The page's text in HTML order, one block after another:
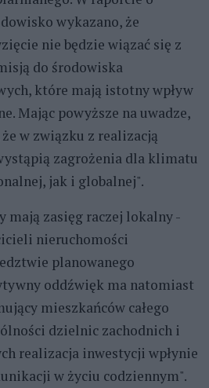
wykazano, że
nie będzie wiązać się z
do środowiska
które mają istotny wpływ
Mając powyższe na uwadze,
w związku z realizacją
zagrożenia dla klimatu
jak i globalnej".
mają zasięg raczej lokalny -
nieruchomości
planowanego
oddźwięk ma natomiast
mieszkańców całego
dzielnic zachodnich i
realizacja inwestycji wpłynie
w życiu codziennym".